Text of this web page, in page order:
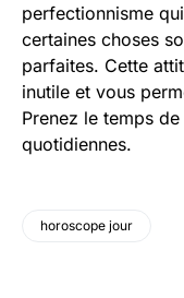
perfectionnisme
certaines choses
parfaites. Cette
inutile et vous
Prenez le temps
quotidiennes.
horoscope jour